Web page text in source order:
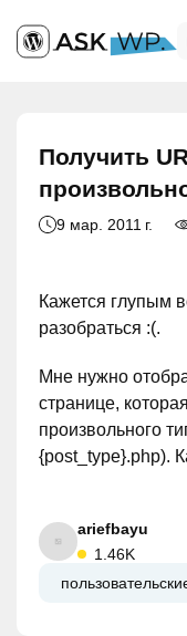
Получить
9 мар. 2011 г.
Кажется глупым
разобраться :(.
Мне нужно
странице,
произвольного
{post_type}.php).
ariefbayu
1.46K